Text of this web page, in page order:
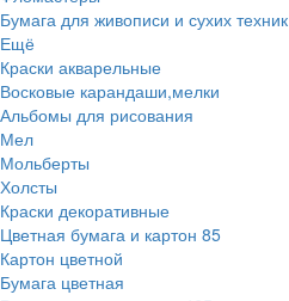
Бумага для живописи и сухих техник
Ещё
Краски акварельные
Восковые карандаши,мелки
Альбомы для рисования
Мел
Мольберты
Холсты
Краски декоративные
Цветная бумага и картон 85
Картон цветной
Бумага цветная